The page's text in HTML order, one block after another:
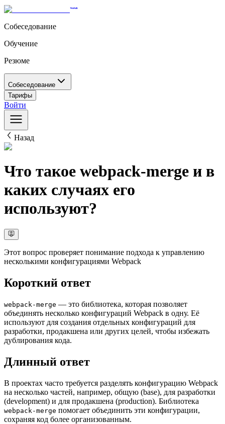
Собеседование
Обучение
Резюме
Собеседование
Тарифы
Войти
Назад
Что такое webpack-merge и в
каких случаях его
используют?
Этот вопрос проверяет понимание подхода к управлению
несколькими конфигурациями Webpack
Короткий ответ
webpack-merge — это библиотека, которая позволяет
объединять несколько конфигураций Webpack в одну. Её
используют для создания отдельных конфигураций для
разработки, продакшена или других целей, чтобы избежать
дублирования кода.
Длинный ответ
В проектах часто требуется разделять конфигурацию Webpack
на несколько частей, например, общую (base), для разработки
(development) и для продакшена (production). Библиотека
webpack-merge помогает объединить эти конфигурации,
сохраняя код более организованным.